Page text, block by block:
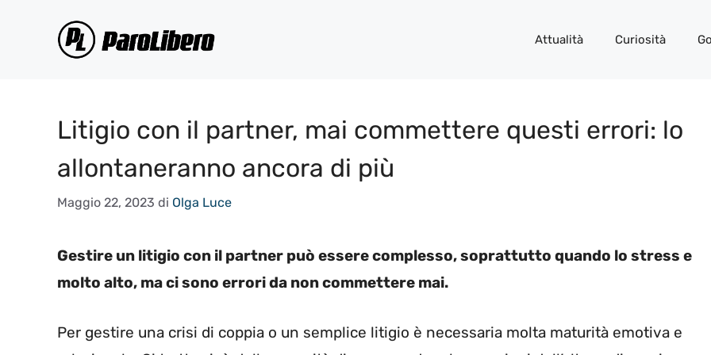
Attualità Curiosità
Litigio con il partner, mai commettere questi errori: lo
allontaneranno ancora di più
Maggio 22, 2023 di Olga Luce
Gestire un litigio con il partner può essere complesso, soprattutto quando lo stress e
molto alto, ma ci sono errori da non commettere mai.
Per gestire una crisi di coppia o un semplice litigio è necessaria molta maturità emotiva e